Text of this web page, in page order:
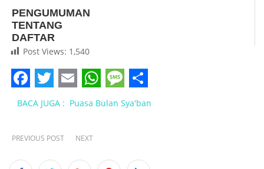
PENGUMUMAN
TENTANG
DAFTAR
PESERTA
PADA SELEKSI
PENERIMAAN
CALON
PEGAWAI
Post Views: 1,540
Facebook
Twitter
EmailWhatsApp
Message
Share
BACA JUGA : Puasa Bulan Sya'ban
PREVIOUS POST NEXT